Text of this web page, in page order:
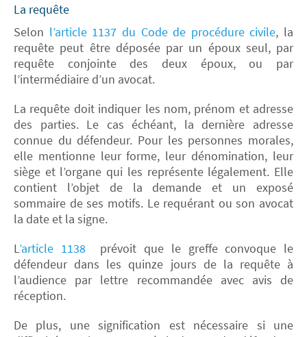
La requête
Selon l’article 1137 du Code de procédure civile, la
requête peut être déposée par un époux seul, par
requête conjointe des deux époux, ou par
l’intermédiaire d’un avocat.
La requête doit indiquer les nom, prénom et adresse
des parties. Le cas échéant, la dernière adresse
connue du défendeur. Pour les personnes morales,
elle mentionne leur forme, leur dénomination, leur
siège et l’organe qui les représente légalement. Elle
contient l’objet de la demande et un exposé
sommaire de ses motifs. Le requérant ou son avocat
la date et la signe.
L’article 1138prévoit que le greffe convoque le
défendeur dans les quinze jours de la requête à
l’audience par lettre recommandée avec avis de
réception.
De plus, une signification est nécessaire si une